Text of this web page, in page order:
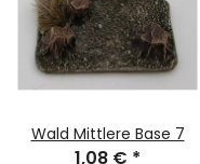
Wald Mittlere Base 7
1,08 € *